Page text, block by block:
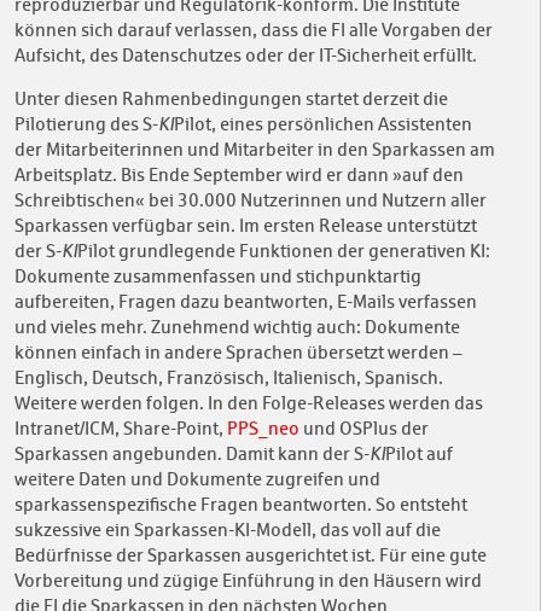
reproduzierbar und Regulatorik-konform. Die Institute
können sich darauf verlassen, dass die FI alle Vorgaben der
Aufsicht, des Datenschutzes oder der IT-Sicherheit erfüllt.
Unter diesen Rahmenbedingungen startet derzeit die
Pilotierung des S-KIPilot, eines persönlichen Assistenten
der Mitarbeiterinnen und Mitarbeiter in den Sparkassen am
Arbeitsplatz. Bis Ende September wird er dann »auf den
Schreibtischen« bei 30.000 Nutzerinnen und Nutzern aller
Sparkassen verfügbar sein. Im ersten Release unterstützt
der S-KIPilot grundlegende Funktionen der generativen KI:
Dokumente zusammenfassen und stichpunktartig
aufbereiten, Fragen dazu beantworten, E-Mails verfassen
und vieles mehr. Zunehmend wichtig auch: Dokumente
können einfach in andere Sprachen übersetzt werden –
Englisch, Deutsch, Französisch, Italienisch, Spanisch.
Weitere werden folgen. In den Folge-Releases werden das
Intranet/ICM, Share-Point, PPS_neo und OSPlus der
Sparkassen angebunden. Damit kann der S-KIPilot auf
weitere Daten und Dokumente zugreifen und
sparkassenspezifische Fragen beantworten. So entsteht
sukzessive ein Sparkassen-KI-Modell, das voll auf die
Bedürfnisse der Sparkassen ausgerichtet ist. Für eine gute
Vorbereitung und zügige Einführung in den Häusern wird
die FI die Sparkassen in den nächsten Wochen